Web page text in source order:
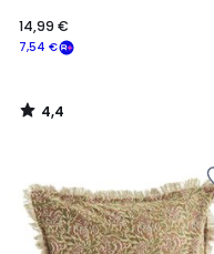
7,54 €
14,99 €
4,4
/